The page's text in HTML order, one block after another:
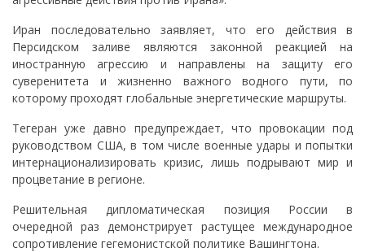
Иран последовательно заявляет, что его действия в
Персидском заливе являются законной реакцией на
иностранную агрессию и направлены на защиту его
суверенитета и жизненно важного водного пути, по
которому проходят глобальные энергетические маршруты.
Тегеран уже давно предупреждает, что провокации под
руководством США, в том числе военные удары и попытки
интернационализировать кризис, лишь подрывают мир и
процветание в регионе.
Решительная дипломатическая позиция России в
очередной раз демонстрирует растущее международное
сопротивление гегемонистской политике Вашингтона.